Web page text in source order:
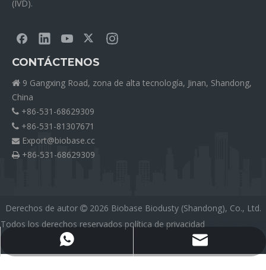
(IVD).
CONTÁCTENOS
 9 Gangxing Road, zona de alta tecnología, Jinan, Shandong,
China
 +86-531-68629309
 +86-531-81307671
 Export@biobase.cc
 +86-531-68629309
Derechos de autor  2026 Biobase Biodusty (Shandong), Co., Ltd.
Todos los derechos reservados política de privacidad